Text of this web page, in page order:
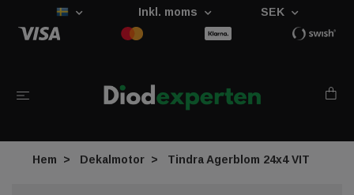
Inkl. moms SEK
Hem Dekalmotor Tindra Agerblom 24x4 VIT